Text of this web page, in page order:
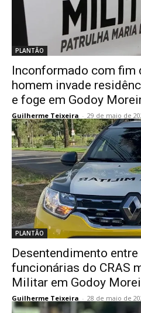
PLANTÃO
Inconformado com fim
homem invade
e foge em Godoy
Guilherme Teixeira - 29 de maio de
PLANTÃO
Desentendimento
funcionárias do CRAS
Militar em Godoy
Guilherme Teixeira - 28 de maio de